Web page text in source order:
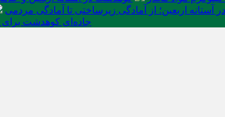
اربعین؛ از آمادگی زیرساختی تا آمادگی مردمی
جاده‌ای کوهدشت برای